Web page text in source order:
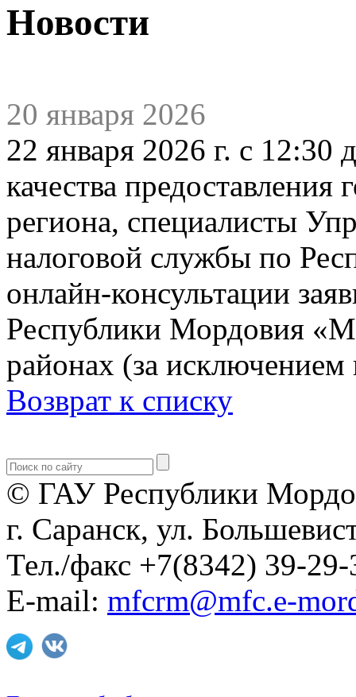
Новости
20 января 2026
22 января 2026 г. с
качества
региона, специалисты
налоговой службы по
онлайн-консультации
Республики Мордовия
районах (за исключением
Возврат к списку
© ГАУ Республики
г. Саранск, ул.
Тел./факс +7(8342) 39-29-
E-mail: mfcrm@mfc.e-